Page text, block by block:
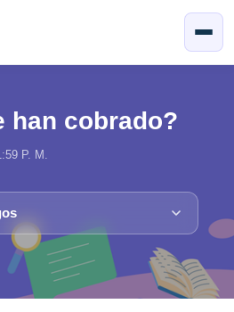
han cobrado?
P. M.